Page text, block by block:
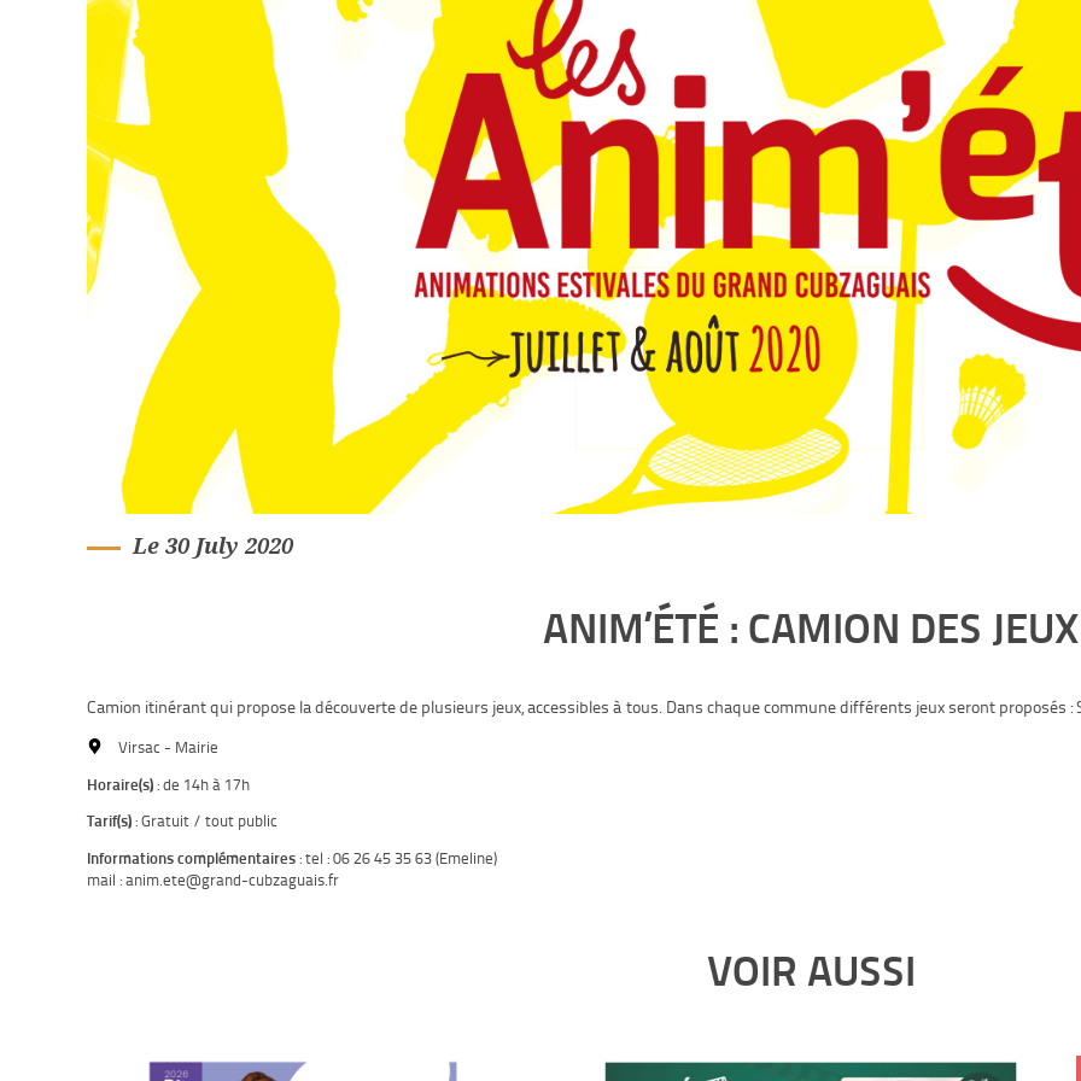
Le 30 July 2020
ANIM’ÉTÉ : CAMION DES JEUX
Camion itinérant qui propose la découverte de plusieurs jeux, accessibles à tous. Dans chaque commune différents jeux seront proposés :
Virsac - Mairie
Horaire(s) : de 14h à 17h
Tarif(s) : Gratuit / tout public
Informations complémentaires : tel : 06 26 45 35 63 (Emeline)
mail : anim.ete@grand-cubzaguais.fr
VOIR AUSSI